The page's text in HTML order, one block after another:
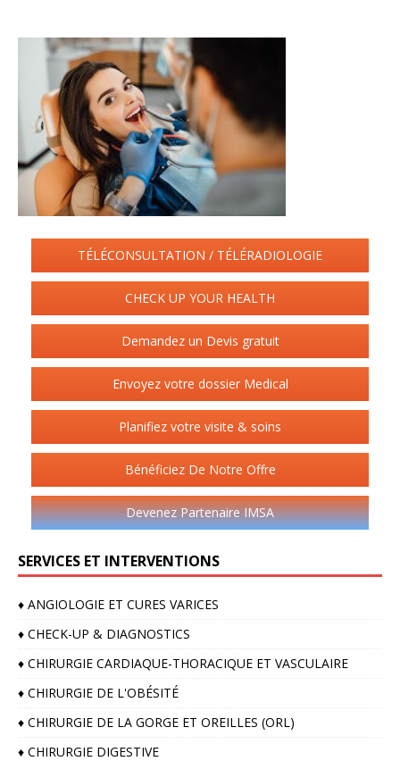
TÉLÉCONSULTATION / TÉLÉRADIOLOGIE
CHECK UP YOUR HEALTH
Demandez un Devis gratuit
Envoyez votre dossier Medical
Planifiez votre visite & soins
Bénéficiez De Notre Offre
Devenez Partenaire IMSA
SERVICES ET INTERVENTIONS
♦️ ANGIOLOGIE ET CURES VARICES
♦️ CHECK-UP & DIAGNOSTICS
♦️ CHIRURGIE CARDIAQUE-THORACIQUE ET VASCULAIRE
♦️ CHIRURGIE DE L'OBÉSITÉ
♦️ CHIRURGIE DE LA GORGE ET OREILLES (ORL)
♦️ CHIRURGIE DIGESTIVE